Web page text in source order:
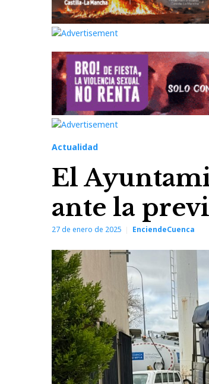
Actualidad
El
ante la
27 de enero de 2025 EnciendeCuenca